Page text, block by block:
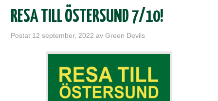
SUPPORTERKLUBBEN
RESA TILL ÖSTERSUND 7/10!
Postat 12 september, 2022 avGreen Devils